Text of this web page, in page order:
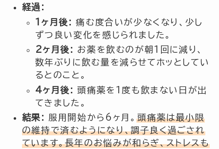
経過:
1ヶ月後: 痛む度合いが少なくなり、少し
ずつ良い変化を感じられました。
2ヶ月後:
お薬を飲むのが朝1回に減り、
数年ぶりに飲む量を減らせてホッとしてい
るとのこと。
4ヶ月後: 頭痛薬を1度も飲まない日が出
てきました。
結果:
服用開始から6ヶ月。頭痛薬は最小限
の維持で済むようになり、調子良く過ごされ
ています。長年のお悩みが和らぎ、ストレスも